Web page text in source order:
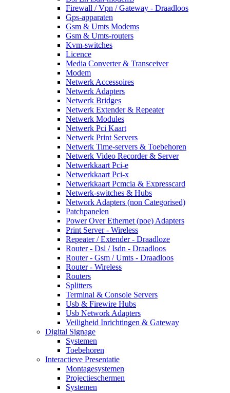
Firewall / Vpn / Gateway - Draadloos
Gps-apparaten
Gsm & Umts Modems
Gsm & Umts-routers
Kvm-switches
Licence
Media Converter & Transceiver
Modem
Netwerk Accessoires
Netwerk Adapters
Netwerk Bridges
Netwerk Extender & Repeater
Netwerk Modules
Netwerk Pci Kaart
Netwerk Print Servers
Netwerk Time-servers & Toebehoren
Netwerk Video Recorder & Server
Netwerkkaart Pci-e
Netwerkkaart Pci-x
Netwerkkaart Pcmcia & Expresscard
Netwerk-switches & Hubs
Network Adapters (non Categorised)
Patchpanelen
Power Over Ethernet (poe) Adapters
Print Server - Wireless
Repeater / Extender - Draadloze
Router - Dsl / Isdn - Draadloos
Router - Gsm / Umts - Draadloos
Router - Wireless
Routers
Splitters
Terminal & Console Servers
Usb & Firewire Hubs
Usb Network Adapters
Veiligheid Inrichtingen & Gateway
Digital Signage
Systemen
Toebehoren
Interactieve Presentatie
Montagesystemen
Projectieschermen
Systemen